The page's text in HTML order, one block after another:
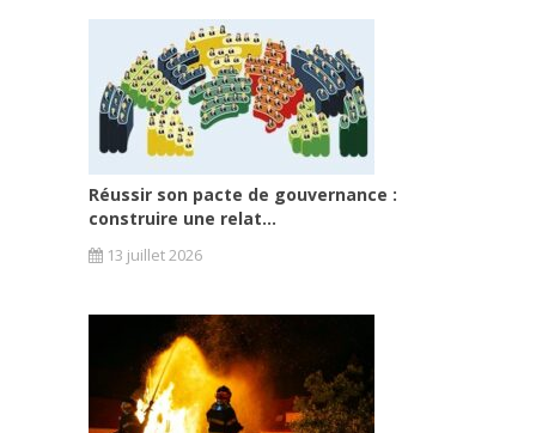
Réussir son pacte de gouvernance :
construire une relat...
13 juillet 2026